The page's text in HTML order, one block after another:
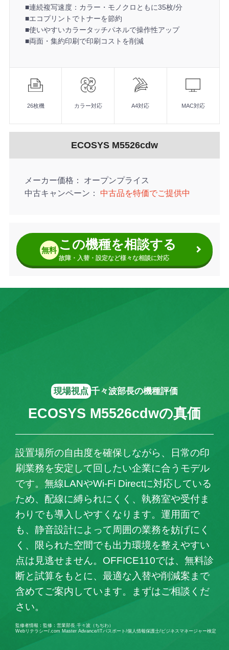
■連続複写速度：カラー・モノクロともに35枚/分
■エコプリントでトナーを節約
■使いやすいカラータッチパネルで操作性アップ
■両面・集約印刷で印刷コストを削減
■連続複写速度：カラー・モノクロともに35枚/分
■エコプリントでトナーを節約
■両面・集約印刷で印刷コストを削減
26枚機 カラー対応 A4対応 MAC対応
ECOSYS M5526cdw
メーカー価格
オープンプライス
中古キャンペーン
中古品を特価でご提供中
無料 この機種を相談する
故障・入替・設定など様々な相談に対応
現場視点 千々波部長の機種評価
ECOSYS M5526cdwの真価
設置場所の自由度を確保しながら、日常の印
刷業務を安定して回したい企業に合うモデル
です。無線LANやWi-Fi Directに対応している
ため、配線に縛られにくく、執務室や受付ま
わりでも導入しやすくなります。運用面で
も、静音設計によって周囲の業務を妨げにく
く、限られた空間でも出力環境を整えやすい
点は見逃せません。OFFICE110では、無料診
断と試算をもとに、最適な入替や削減案まで
含めてご案内しています。まずはご相談くだ
さい。
監修者情報：監修：営業部長 千々波（ちぢわ）
Webリテラシー/.com Master Advance/ITパスポート/個人情報保護士/ビジネスマネージャー検定